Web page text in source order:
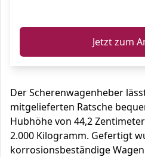
Jetzt zum
Der Scherenwagenheber
mitgelieferten Ratsche
Hubhöhe von 44,2
2.000 Kilogramm. Gefertigt
korrosionsbeständige